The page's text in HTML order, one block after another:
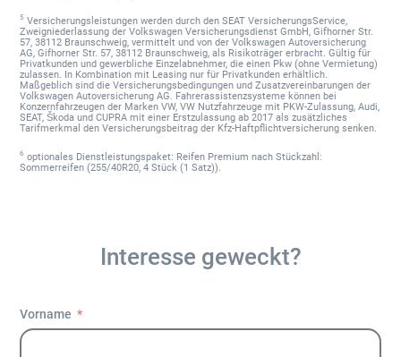
5 Versicherungsleistungen werden durch den SEAT VersicherungsService,
Zweigniederlassung der Volkswagen Versicherungsdienst GmbH, Gifhorner Str.
57, 38112 Braunschweig, vermittelt und von der Volkswagen Autoversicherung
AG, Gifhorner Str. 57, 38112 Braunschweig, als Risikoträger erbracht. Gültig für
Privatkunden und gewerbliche Einzelabnehmer, die einen Pkw (ohne Vermietung)
zulassen. In Kombination mit Leasing nur für Privatkunden erhältlich.
Maßgeblich sind die Versicherungsbedingungen und Zusatzvereinbarungen der
Volkswagen Autoversicherung AG. Fahrerassistenzsysteme können bei
Konzernfahrzeugen der Marken VW, VW Nutzfahrzeuge mit PKW-Zulassung, Audi,
SEAT, Škoda und CUPRA mit einer Erstzulassung ab 2017 als zusätzliches
Tarifmerkmal den Versicherungsbeitrag der Kfz-Haftpflichtversicherung senken.
6 optionales Dienstleistungspaket: Reifen Premium nach Stückzahl:
Sommerreifen (255/40R20, 4 Stück (1 Satz)).
Interesse geweckt?
Vorname